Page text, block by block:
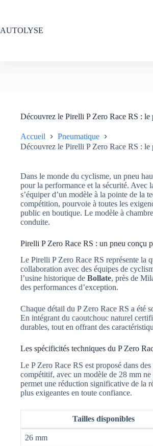
AUTOLYSE
Découvrez le Pirelli P Zero Race RS : le
Accueil
Pneumatique
Découvrez le Pirelli P Zero Race RS : le
Dans le monde du cyclisme, un pneu
pour la performance et la sécurité. Avec
s’équiper d’un modèle à la pointe de la
compétition, pourvoie à toutes les
public en boutique. Le modèle à
conduite.
Pirelli P Zero Race RS : un pneu conçu
Le Pirelli P Zero Race RS représente la
collaboration avec des équipes de
l’usine historique de Bollate, près de
des performances d’exception.
Chaque détail du P Zero Race RS a été
En intégrant du caoutchouc naturel
durables, tout en offrant des
Les spécificités techniques du P Zero
Le P Zero Race RS est proposé dans
compétitif, avec un modèle de 28 mm
permet une réduction significative de la
plus exigeantes en toute confiance.
Tailles disponibles
26 mm